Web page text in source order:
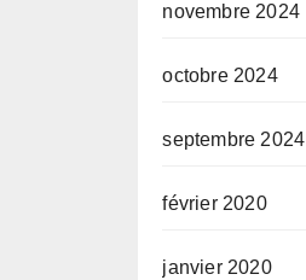
novembre 2024
octobre 2024
septembre 2024
février 2020
janvier 2020